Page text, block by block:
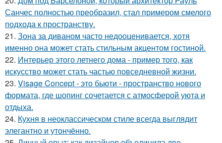
Санчес полностью преобразил, стал примером смелого
подхода к пространству.
21. Зона за диваном часто недооценивается, хотя
именно она может стать стильным акцентом гостиной.
22. Интерьер этого летнего дома - пример того, как
искусство может стать частью повседневной жизни.
23. Visage Concept - это бьюти - пространство нового
формата, где шопинг сочетается с атмосферой уюта и
отдыха.
24. Кухня в неоклассическом стиле всегда выглядит
элегантно и утончённо.